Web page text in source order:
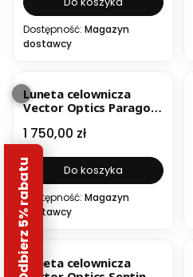
Dostępność: Magazyn
dostawcy
Luneta celownicza
Vector Optics Paragon
Cena
1 750,00 zł
Do koszyka
Dostępność: Magazyn
dostawcy
Luneta celownicza
Odbierz 5% rabatu